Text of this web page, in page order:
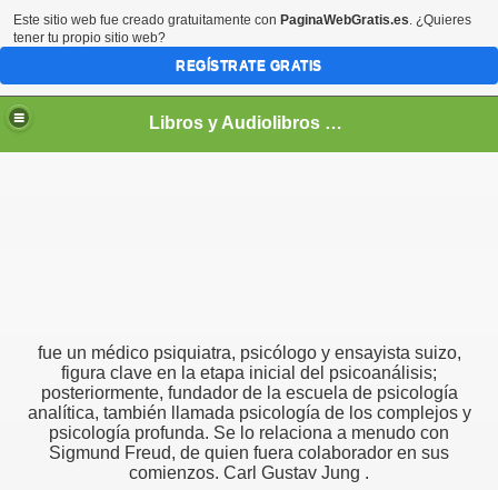
Libros y Audiolibros Para emprendedores
fue un médico psiquiatra, psicólogo y ensayista suizo,
figura clave en la etapa inicial del psicoanálisis;
posteriormente, fundador de la escuela de psicología
analítica, también llamada psicología de los complejos y
psicología profunda. Se lo relaciona a menudo con
Sigmund Freud, de quien fuera colaborador en sus
comienzos. Carl Gustav Jung .
Este sitio web fue creado gratuitamente con PaginaWebGratis.es. ¿Quieres
tener tu propio sitio web?
REGÍSTRATE GRATIS